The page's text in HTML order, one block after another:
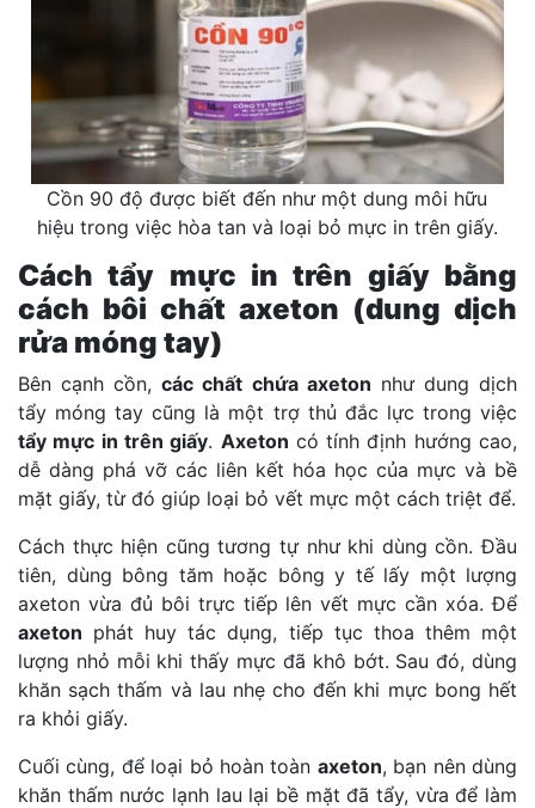
Cồn 90 độ được biết đến như một dung môi hữu
hiệu trong việc hòa tan và loại bỏ mực in trên giấy.
Cách tẩy mực in trên giấy bằng
cách bôi chất axeton (dung dịch
rửa móng tay)
Bên cạnh cồn,các chất chứa axeton như dung dịch
tẩy móng tay cũng là một trợ thủ đắc lực trong việc
tẩy mực in trên giấy. Axeton có tính định hướng cao,
dễ dàng phá vỡ các liên kết hóa học của mực và bề
mặt giấy, từ đó giúp loại bỏ vết mực một cách triệt để.
Cách thực hiện cũng tương tự như khi dùng cồn. Đầu
tiên, dùng bông tăm hoặc bông y tế lấy một lượng
axeton vừa đủ bôi trực tiếp lên vết mực cần xóa. Để
axeton phát huy tác dụng, tiếp tục thoa thêm một
lượng nhỏ mỗi khi thấy mực đã khô bớt. Sau đó, dùng
khăn sạch thấm và lau nhẹ cho đến khi mực bong hết
ra khỏi giấy.
Cuối cùng, để loại bỏ hoàn toàn axeton, bạn nên dùng
khăn thấm nước lạnh lau lại bề mặt đã tẩy, vừa để làm